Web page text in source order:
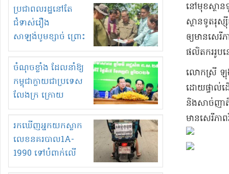
មួយចំនួនទៀត
កំពង់តែគុបគិតគ្នា
ធ្វើសកម្មភាពរកស៊ីនិង
ស្តុកទំនិញគេចពន្ធ?
ប្រជាពលរដ្ឋនៅតែ
ជំទាស់រឿង
សាឡង់បូមខ្សាច់ ព្រោះ
ខ្លាចបាក់ច្រាំងទៀត!
ចំណុចខ្លាំង ដែលនាំឱ្យ
កម្ពុជាក្លាយជាប្រទេស
លែងក្រ ក្រោយ
ឆ្នាំ២០៣០
រកឃើញអ្នកយកស្លាក
លេខនគរបាល1A-
1990 ទៅបំពាក់លើ
ម៉ូតូរបស់ខ្លួន ដាកផ្លាក
នៅមុខ​ស្ថាន
ស្ថានទូត​រុ
ឲ្យ​មាន​សេ
ផលិតករ​រូបន
លោកស្រី ឡុង
ដោយផ្ទាល់​ដ
និង​សាច់ញាតិ​
មាន​សេរីភ